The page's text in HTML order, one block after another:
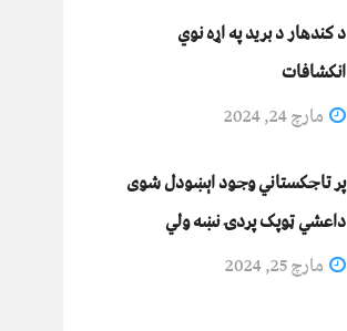
د کندهار د برید په اړه نوي
انکشافات
مارچ 24, 2024
پر تاجکستاني وجود اېښودل شوی
داعشي ټوپک پردۍ نښه ولي
مارچ 25, 2024